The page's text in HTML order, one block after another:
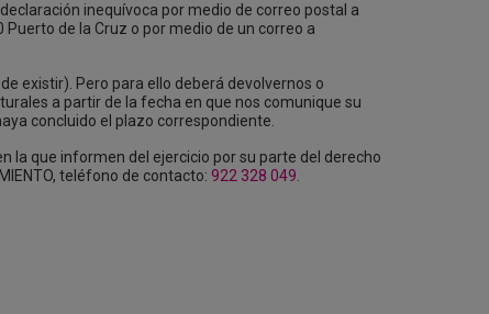
inequívoca por medio de correo postal a
de la Cruz o por medio de un correo a
existir). Pero para ello deberá devolvernos o
a partir de la fecha en que nos comunique su
concluido el plazo correspondiente.
la que informen del ejercicio por su parte del derecho
teléfono de contacto: 922 328 049